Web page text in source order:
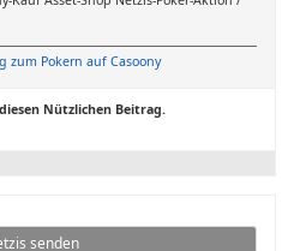
zum Pokern auf Casoony
Nützlichen Beitrag.
senden